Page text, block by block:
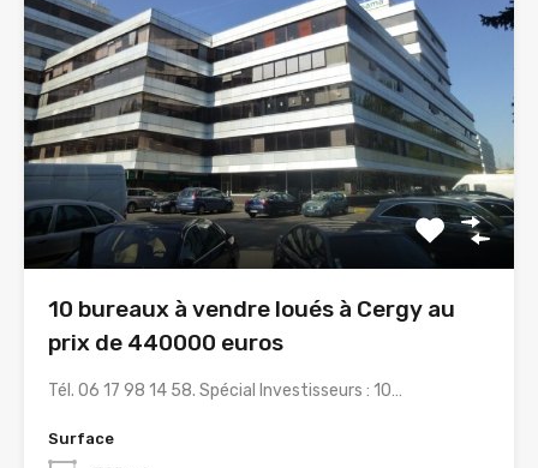
10 bureaux à vendre loués à Cergy au
prix de 440000 euros
Tél. 06 17 98 14 58. Spécial Investisseurs : 10…
Surface